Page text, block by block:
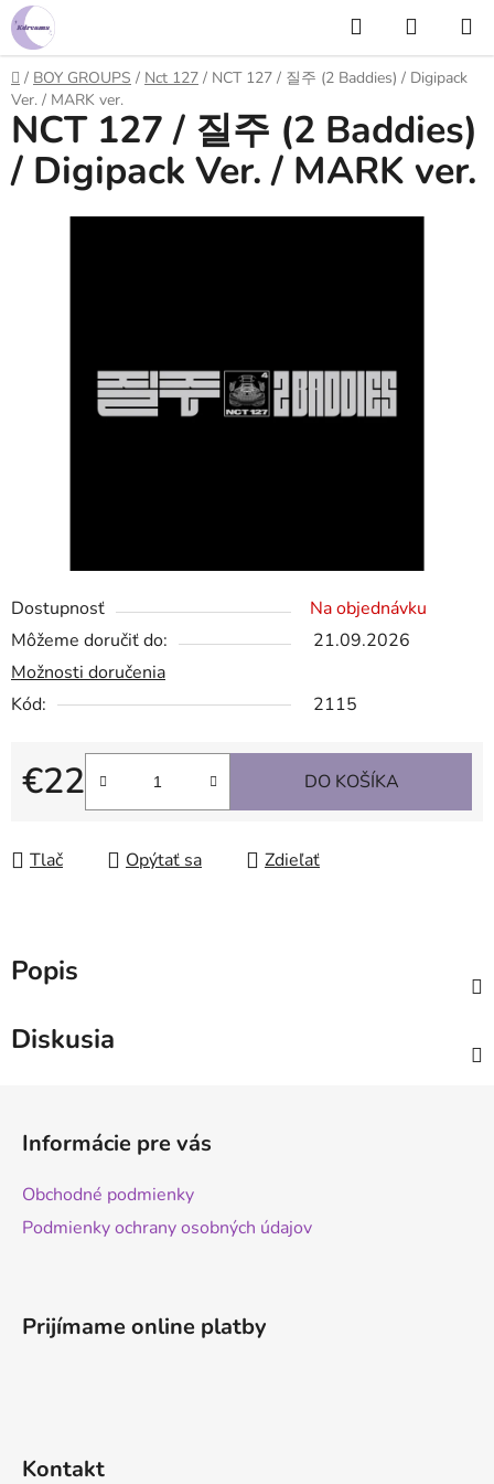
Prejsť
na
obsah
Hľadať
KOŠÍK
Domov
/ BOY GROUPS / Nct 127 / NCT 127 / 질주 (2 Baddies) / Digipack
Ver. / MARK ver.
Dostupnosť
Na objednávku
Môžeme doručiť do:
21.09.2026
Možnosti doručenia
Kód:
2115
€22
Jednotková cena:
DO KOŠÍKA
Tlač Opýtať sa Zdieľať
NCT 127 / 질주 (2 Baddies)
/ Digipack Ver. / MARK ver.
Popis
Diskusia
Informácie pre vás
Obchodné podmienky
Podmienky ochrany osobných údajov
Prijímame online platby
Kontakt